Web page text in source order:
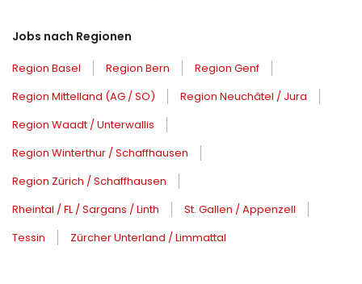
Jobs nach Regionen
Region Basel Region Bern
Region Genf
Region Mittelland (AG / SO)
Region Neuchâtel / Jura
Region Waadt / Unterwallis
Region Winterthur / Schaffhausen
Region Zürich / Schaffhausen
Rheintal / FL / Sargans / Linth
St. Gallen / Appenzell
Tessin
Zürcher Unterland / Limmattal